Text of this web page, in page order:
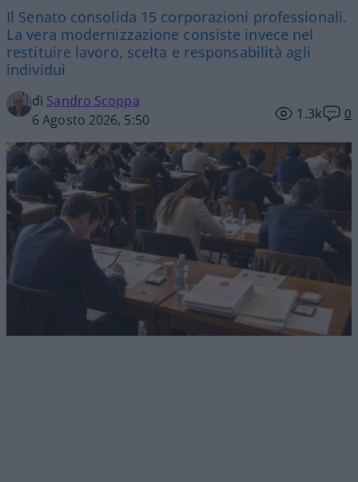
Il Senato consolida 15 corporazioni professionali.
La vera modernizzazione consiste invece nel
restituire lavoro, scelta e responsabilità agli
individui
di Sandro Scoppa
6 Agosto 2026, 5:50
1.3k 0